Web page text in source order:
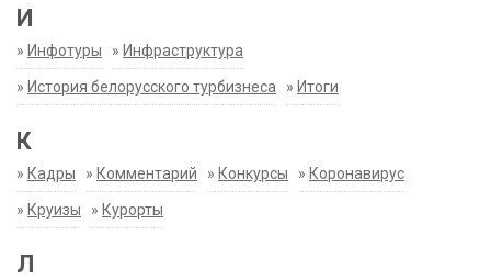
И
» Инфотуры » Инфраструктура
» История белорусского турбизнеса » Итоги
К
» Кадры » Комментарий » Конкурсы » Коронавирус
» Круизы » Курорты
Л